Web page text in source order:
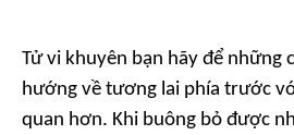
Tử vi khuyên bạn hãy để những
hướng về tương lai phía trước
quan hơn. Khi buông bỏ được